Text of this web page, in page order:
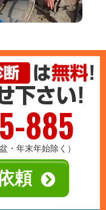
885
・年末年始除く）
頼